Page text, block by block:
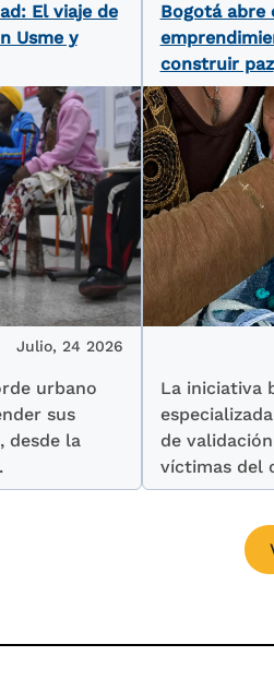
El viaje de
Usme y
Julio, 24 2026
urbano
sus
desde la
Bogotá abre
construir paz
La iniciativa
de
víctimas del